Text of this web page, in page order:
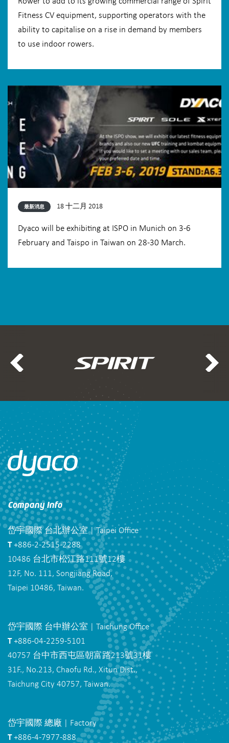
Fitness CV equipment, supporting operators with the
ability to capitalise on a rise in demand by members
to use indoor rowers.
最新消息 18 十二月 2018
Dyaco will be exhibiting at ISPO in Munich on 3-6
February and Taispo in Taiwan on 28-30 March.
Company Info
岱宇國際 台北辦公室 | Taipei Office
T+886-2-2515-2288
10486 台北市松江路111號12樓
12F, No. 111, Songjiang Road,
Taipei 10486, Taiwan.
岱宇國際 台中辦公室 | Taichung Office
T+886-04-2259-5101
40757 台中市西屯區朝富路213號31樓
31F., No.213, Chaofu Rd., Xitun Dist.,
Taichung City 40757, Taiwan.
岱宇國際 總廠 | Factory
T+886-4-7977-888